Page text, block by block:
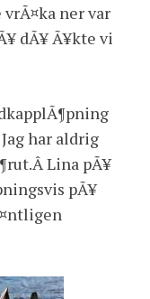
ner var
dÃ¥ Ã¥kte vi
har aldrig
Lina pÃ¥
pÃ¥